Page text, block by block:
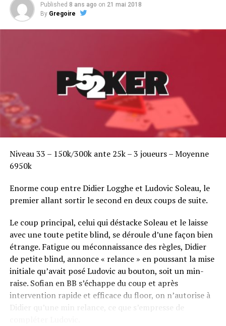
Published 8 ans ago on 21 mai 2018
By Gregoire
Niveau 33 – 150k/300k ante 25k – 3 joueurs – Moyenne
6950k
Enorme coup entre Didier Logghe et Ludovic Soleau, le
premier allant sortir le second en deux coups de suite.
Le coup principal, celui qui déstacke Soleau et le laisse
avec une toute petite blind, se déroule d’une façon bien
étrange. Fatigue ou méconnaissance des règles, Didier
de petite blind, annonce « relance » en poussant la mise
initiale qu’avait posé Ludovic au bouton, soit un min-
raise. Sofian en BB s’échappe du coup et après
intervention rapide et efficace du floor, on n’autorise à
Didier qu’une min relance, ce que s’empresse de